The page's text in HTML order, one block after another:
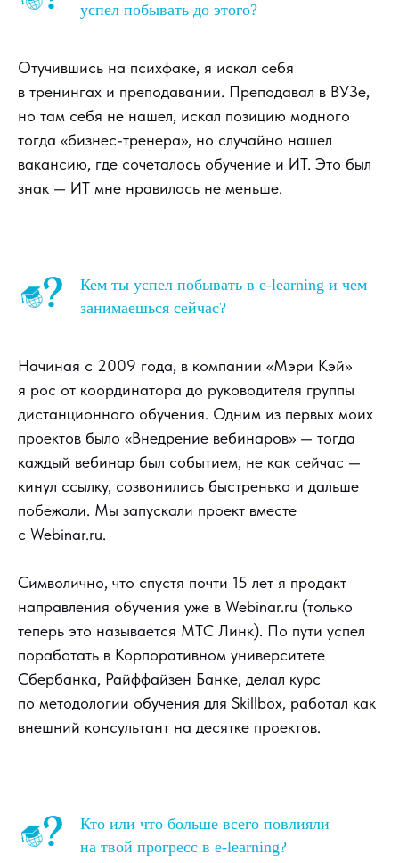
успел побывать до этого?
Отучившись на психфаке, я искал себя
в тренингах и преподавании. Преподавал в ВУЗе,
но там себя не нашел, искал позицию модного
тогда «бизнес-тренера», но случайно нашел
вакансию, где сочеталось обучение и ИТ. Это был
знак — ИТ мне нравилось не меньше.
Кем ты успел побывать в e-learning и чем
занимаешься сейчас?
Начиная с 2009 года, в компании «Мэри Кэй»
я рос от координатора до руководителя группы
дистанционного обучения. Одним из первых моих
проектов было «Внедрение вебинаров» — тогда
каждый вебинар был событием, не как сейчас —
кинул ссылку, созвонились быстренько и дальше
побежали. Мы запускали проект вместе
с Webinar.ru.
Символично, что спустя почти 15 лет я продакт
направления обучения уже в Webinar.ru (только
теперь это называется МТС Линк). По пути успел
поработать в Корпоративном университете
Сбербанка, Райффайзен Банке, делал курс
по методологии обучения для Skillbox, работал как
внешний консультант на десятке проектов.
Кто или что больше всего повлияли
на твой прогресс в e-learning?